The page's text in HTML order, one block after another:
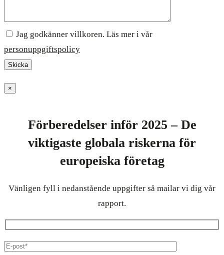
Jag godkänner villkoren. Läs mer i vår
personuppgiftspolicy
×
Förberedelser inför 2025 – De
viktigaste globala riskerna för
europeiska företag
Vänligen fyll i nedanstående uppgifter så mailar vi dig vår
rapport.